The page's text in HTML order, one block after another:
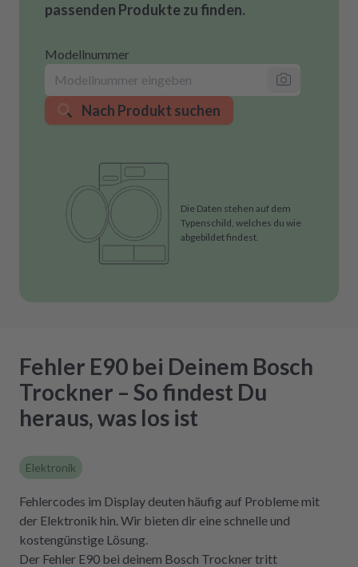
passenden Produkte zu finden.
Modellnummer
Nach Produkt suchen
Die Daten stehen auf dem
Typenschild, welches du wie
abgebildet findest.
Fehler E90 bei Deinem Bosch
Trockner – So findest Du
heraus, was los ist
Elektronik
Fehlercodes im Display deuten häufig auf Probleme mit
der Elektronik hin. Wir bieten dir eine schnelle und
kostengünstige Lösung.
Der Fehler E90 bei deinem Bosch Trockner tritt